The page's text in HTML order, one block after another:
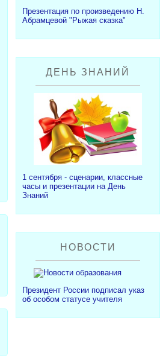
Презентация по произведению Н.
Абрамцевой "Рыжая сказка"
ДЕНЬ ЗНАНИЙ
1 сентября - сценарии, классные
часы и презентации на День
Знаний
НОВОСТИ
Президент России подписал указ
об особом статусе учителя